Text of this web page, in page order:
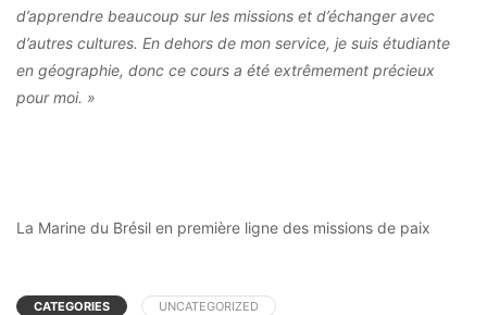
d’apprendre beaucoup sur les missions et d’échanger avec
d’autres cultures. En dehors de mon service, je suis étudiante
en géographie, donc ce cours a été extrêmement précieux
pour moi. »
La Marine du Brésil en première ligne des missions de paix
CATEGORIES UNCATEGORIZED